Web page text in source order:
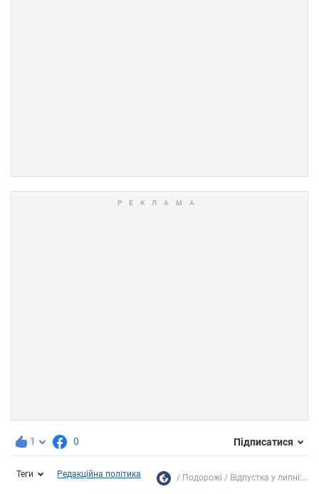
1 0 Підписатися
Теги Редакційна політика Подорожі Відпустка у липні:...